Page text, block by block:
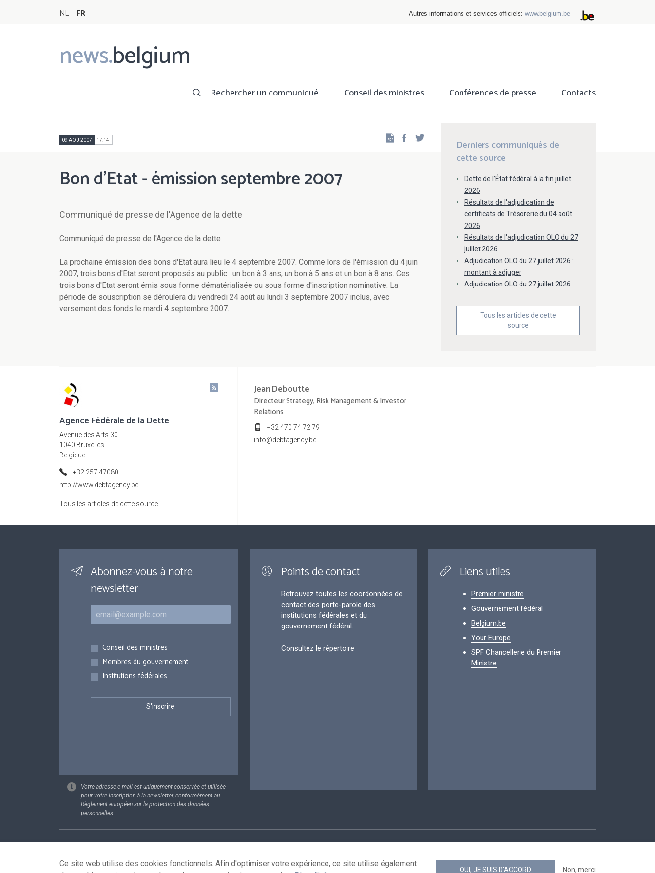
NL FR Autres informations et services officiels: www.belgium.be
news.belgium
Main
navigation
Rechercher un communiqué Conseil des ministres Conférences de presse Contacts
09 AOÛ 2007 17:14 Facebook
Bon d'Etat - émission septembre 2007
Communiqué de presse de l'Agence de la dette
Communiqué de presse de l'Agence de la dette
La prochaine émission des bons d'Etat aura lieu le 4 septembre 2007. Comme lors de l'émission du 4 juin
2007, trois bons d'Etat seront proposés au public : un bon à 3 ans, un bon à 5 ans et un bon à 8 ans. Ces
trois bons d'Etat seront émis sous forme dématérialisée ou sous forme d'inscription nominative. La
période de souscription se déroulera du vendredi 24 août au lundi 3 septembre 2007 inclus, avec
versement des fonds le mardi 4 septembre 2007.
Derniers communiqués de
cette source
Dette de l’État fédéral à la fin juillet
2026
Résultats de l'adjudication de
certificats de Trésorerie du 04 août
2026
Résultats de l'adjudication OLO du 27
juillet 2026
Adjudication OLO du 27 juillet 2026 :
montant à adjuger
Adjudication OLO du 27 juillet 2026
Tous les articles de cette
source
Agence Fédérale de la Dette
Avenue des Arts 30
1040 Bruxelles
Belgique
+32 257 47080
http://www.debtagency.be
Tous les articles de cette source
JeanDeboutte
Directeur Strategy, Risk Management & Investor
Relations
+32 470 74 72 79
info@debtagency.be
Abonnez-vous à notre
newsletter
Courriel
Inscriptions
Conseil des ministres
Membres du gouvernement
Institutions fédérales
Votre adresse e-mail est uniquement conservée et utilisée
pour votre inscription à la newsletter, conformément au
Règlement européen sur la protection des données
personnelles.
Points de contact
Retrouvez toutes les coordonnées de
contact des porte-parole des
institutions fédérales et du
gouvernement fédéral.
Consultez le répertoire
Liens utiles
Premier ministre
Gouvernement fédéral
Belgium.be
Your Europe
SPF Chancellerie du Premier
Ministre
Footer
Ce site web utilise des cookies fonctionnels. Afin d'optimiser votre expérience, ce site utilise également
OUI, JE SUIS D'ACCORD Non, merci